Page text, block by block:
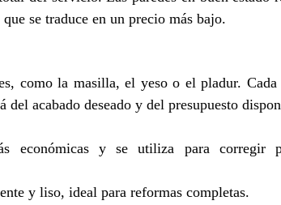
se traduce en un precio más bajo.
como la masilla, el yeso o el pladur.
acabado deseado y del presupuesto
económicas y se utiliza para corregir
y liso, ideal para reformas completas.